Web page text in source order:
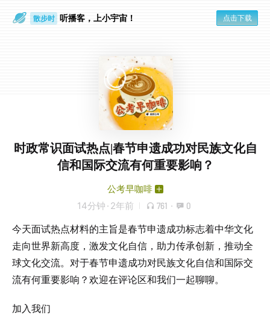
散步时 听播客，上小宇宙！ 点击下载
时政常识面试热点|春节申遗成功对民族文化自
信和国际交流有何重要影响？
公考早咖啡
14分钟 · 2年前 761 · 0
今天面试热点材料的主旨是春节申遗成功标志着中华文化
走向世界新高度，激发文化自信，助力传承创新，推动全
球文化交流。对于春节申遗成功对民族文化自信和国际交
流有何重要影响？欢迎在评论区和我们一起聊聊。
加入我们